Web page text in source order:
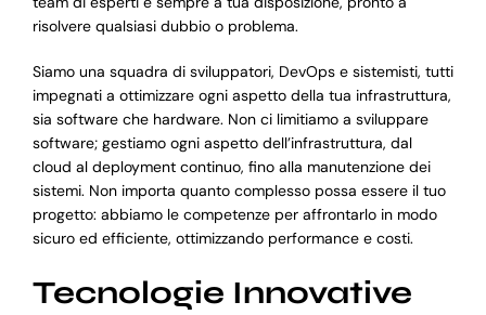
risolvere qualsiasi dubbio o problema.
Siamo una squadra di sviluppatori, DevOps e sistemisti, tutti
impegnati a ottimizzare ogni aspetto della tua infrastruttura,
sia software che hardware. Non ci limitiamo a sviluppare
software; gestiamo ogni aspetto dell’infrastruttura, dal
cloud al deployment continuo, fino alla manutenzione dei
sistemi. Non importa quanto complesso possa essere il tuo
progetto: abbiamo le competenze per affrontarlo in modo
sicuro ed efficiente, ottimizzando performance e costi.
Tecnologie Innovative